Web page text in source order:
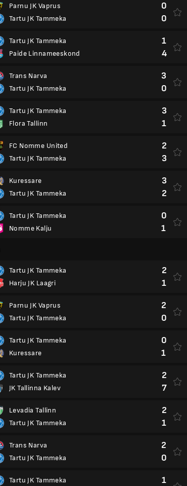
Parnu JK Vaprus
Tartu JK Tammeka
0
0
Tartu JK Tammeka
Paide Linnameeskond
1
4
Trans Narva
Tartu JK Tammeka
3
0
Tartu JK Tammeka
Flora Tallinn
3
1
FC Nomme United
Tartu JK Tammeka
2
3
Kuressare
Tartu JK Tammeka
3
2
Tartu JK Tammeka
Nomme Kalju
0
1
Tartu JK Tammeka
Harju JK Laagri
2
1
Parnu JK Vaprus
Tartu JK Tammeka
2
0
Tartu JK Tammeka
Kuressare
0
1
Tartu JK Tammeka
JK Tallinna Kalev
2
7
Levadia Tallinn
Tartu JK Tammeka
2
1
Trans Narva
Tartu JK Tammeka
2
0
Tartu JK Tammeka
1